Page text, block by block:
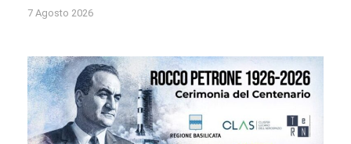
7 Agosto 2026